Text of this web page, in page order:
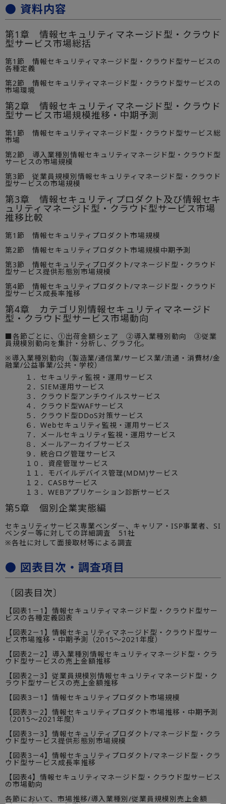
● 資料内容
第1章 情報セキュリティマネージド型・クラウド
型サービス市場総括
第1節 情報セキュリティマネージド型・クラウド型サービスの
各種定義
第2節 情報セキュリティマネージド型・クラウド型サービスの
市場環境
第2章 情報セキュリティマネージド型・クラウド
型サービス市場規模推移・中期予測
第1節 情報セキュリティマネージド型・クラウド型サービス総
市場
第2節 導入業種別情報セキュリティマネージド型・クラウド型
サービスの市場規模
第3節 従業員規模別情報セキュリティマネージド型・クラウド
型サービスの市場規模
第3章 情報セキュリティプロダクト及び情報セキ
ュリティマネージド型・クラウド型サービス市場
推移比較
第1節 情報セキュリティプロダクト市場規模
第2節 情報セキュリティプロダクト市場規模中期予測
第3節 情報セキュリティプロダクト/マネージド型・クラウド
型サービス提供形態別市場規模
第4節 情報セキュリティプロダクト/マネージド型・クラウド
型サービス成長率推移
第4章 カテゴリ別情報セキュリティマネージド
型・クラウド型サービス市場動向
■各節ごとに、①出荷金額シェア ②導入業種別動向 ③従業
員規模別動向を集計・分析し、グラフ化。
※導入業種別動向（製造業/通信業/サービス業/流通・消費材/金
融業/公益事業/公共・学校）
１．セキュリティ監視・運用サービス
２．SIEM運用サービス
３．クラウド型アンチウイルスサービス
４．クラウド型WAFサービス
５．クラウド型DDoS対策サービス
６．Webセキュリティ監視・運用サービス
７．メールセキュリティ監視・運用サービス
８．メールアーカイブサービス
９．統合ログ管理サービス
１０．資産管理サービス
１１．モバイルデバイス管理(MDM)サービス
１２．CASBサービス
１３．WEBアプリケーション診断サービス
第5章 個別企業実態編
セキュリティサービス専業ベンダー、キャリア・ISP事業者、SI
ベンダー等に対しての詳細調査 51社
※各社に対して面接取材等による調査
● 図表目次・調査項目
〔図表目次〕
【図表1－1】情報セキュリティマネージド型・クラウド型サー
ビスの各種定義図表
【図表2－1】情報セキュリティマネージド型・クラウド型サー
ビス市場推移・中期予測（2015～2021年度）
【図表2－2】導入業種別情報セキュリティマネージド型・クラ
ウド型サービスの売上金額推移
【図表2－3】従業員規模別情報セキュリティマネージド型・ク
ラウド型サービスの売上金額推移
【図表3－1】情報セキュリティプロダクト市場規模
【図表3－2】情報セキュリティプロダクト市場推移・中期予測
（2015～2021年度）
【図表3－3】情報セキュリティプロダクト/マネージド型・クラ
ウド型サービス提供形態別市場規模
【図表3－4】情報セキュリティプロダクト/マネージド型・クラ
ウド型サービス成長率推移
【図表4】情報セキュリティマネージド型・クラウド型サービス
の市場動向
各節において、市場推移/導入業種別/従業員規模別売上金額